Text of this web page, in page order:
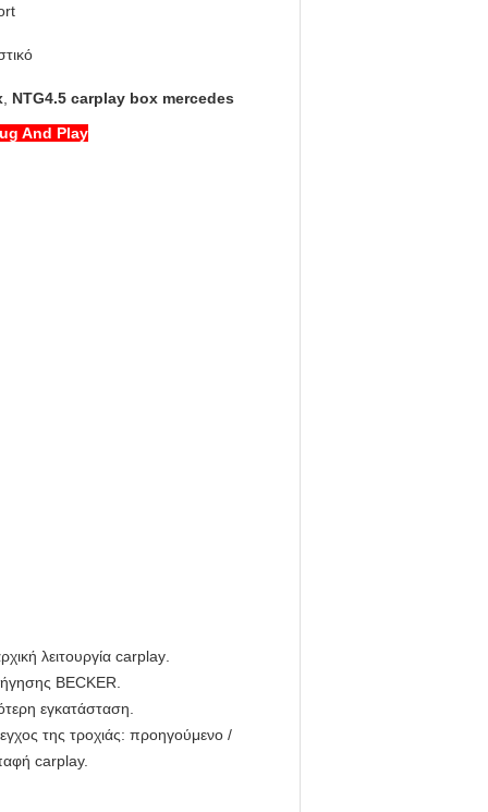
NTG4.5 carplay box mercedes
And Play
λειτουργία carplay
BECKER.
εγκατάσταση.
της τροχιάς: προηγούμενο /
carplay.